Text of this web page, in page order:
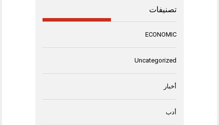
تصنيفات
ECONOMIC
Uncategorized
أخبار
أدب